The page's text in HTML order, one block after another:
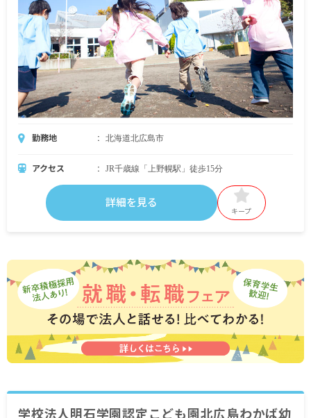
勤務地 北海道北広島市
アクセス JR千歳線「上野幌駅」徒歩15分
詳細を見る
キープ
学校法人明石学園認定こども園北広島わかば幼